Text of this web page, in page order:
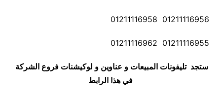
01211116956 01211116958
01211116955 01211116962
ستجد تليفونات المبيعات و عناوين و لوكيشنات فروع الشركة
في هذا الرابط